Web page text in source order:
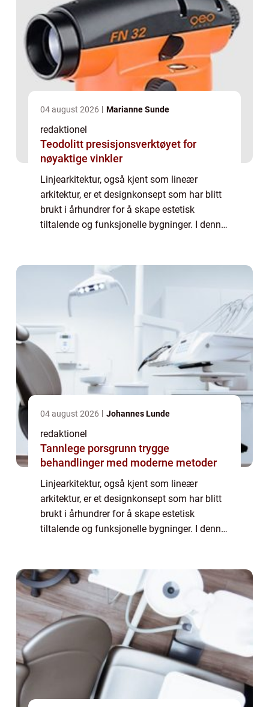
04 august 2026 Marianne Sunde
redaktionel
Teodolitt presisjonsverktøyet for
nøyaktige vinkler
Linjearkitektur, også kjent som lineær
arkitektur, er et designkonsept som har blitt
brukt i århundrer for å skape estetisk
tiltalende og funksjonelle bygninger. I denne
04 august 2026 Johannes Lunde
redaktionel
Tannlege porsgrunn trygge
behandlinger med moderne metoder
Linjearkitektur, også kjent som lineær
arkitektur, er et designkonsept som har blitt
brukt i århundrer for å skape estetisk
tiltalende og funksjonelle bygninger. I denne